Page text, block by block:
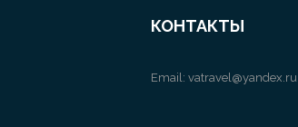
КОНТАКТЫ
Email: vatravel@yandex.ru